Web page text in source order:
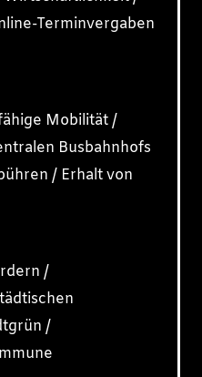
Terminvergaben
Mobilität /
Busbahnhofs
/ Erhalt von
/
/